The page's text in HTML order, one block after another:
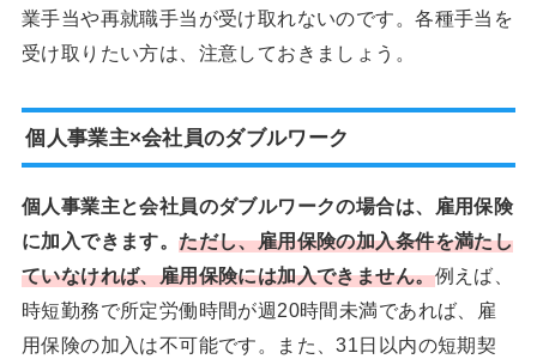
業手当や再就職手当が受け取れないのです。各種手当を
受け取りたい方は、注意しておきましょう。
個人事業主×会社員のダブルワーク
個人事業主と会社員のダブルワークの場合は、雇用保険
に加入できます。ただし、雇用保険の加入条件を満たし
ていなければ、雇用保険には加入できません。例えば、
時短勤務で所定労働時間が週20時間未満であれば、雇
用保険の加入は不可能です。また、31日以内の短期契